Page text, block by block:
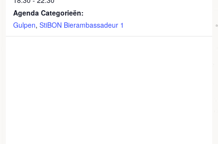
Agenda Categorieën:
Gulpen, StiBON Bierambassadeur 1